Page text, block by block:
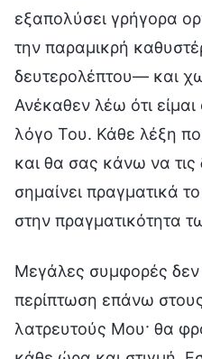
εξαπολύσει γρήγορα
την παραμικρή
δευτερολέπτου— και
Ανέκαθεν λέω ότι
λόγο Του. Κάθε λέξη
και θα σας κάνω να τις
σημαίνει πραγματικά
στην πραγματικότητα
Μεγάλες συμφορές
περίπτωση επάνω
λατρευτούς Μου· θα